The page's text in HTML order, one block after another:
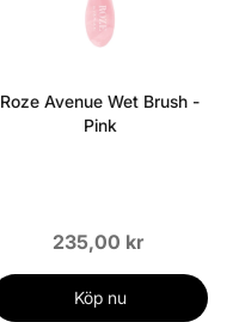
Roze Avenue Wet Brush -
Pink
235,00 kr
Köp nu